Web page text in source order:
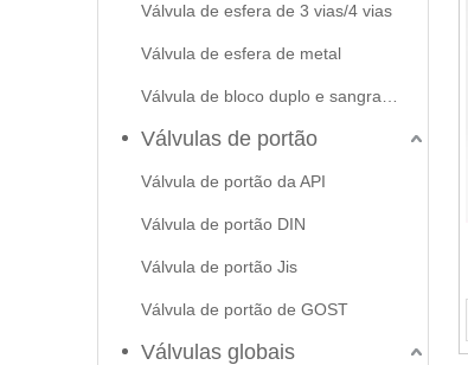
Válvula de esfera de 3 vias/4 vias
Válvula de esfera de metal
Válvulas de portão
Válvula de portão da API
Válvula de portão DIN
Válvula de portão Jis
Válvula de portão de GOST
Válvulas globais